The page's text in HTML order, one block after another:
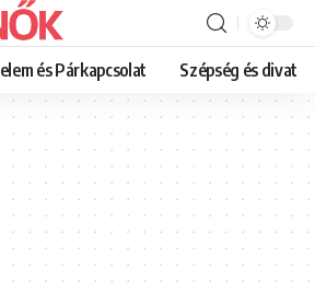
és Párkapcsolat Szépség és divat